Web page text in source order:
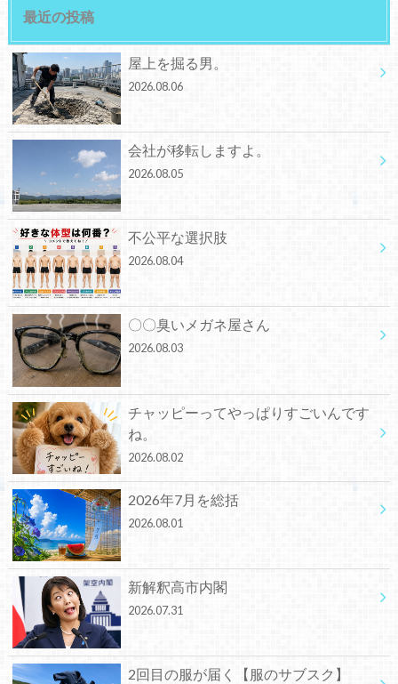
最近の投稿
屋上を掘る男。
2026.08.06
会社が移転しますよ。
2026.08.05
不公平な選択肢
2026.08.04
〇〇臭いメガネ屋さん
2026.08.03
チャッピーってやっぱりすごいんです
ね。
2026.08.02
2026年7月を総括
2026.08.01
新解釈高市内閣
2026.07.31
2回目の服が届く【服のサブスク】